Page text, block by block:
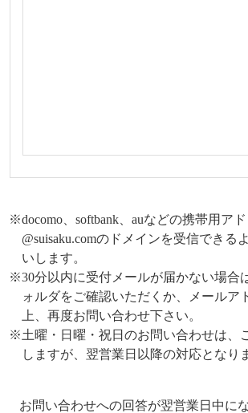
※docomo、softbank、auなどの携帯用アド
@suisaku.comのドメインを受信できる
いします。
※30分以内に受付メールが届かない場合
ォルダをご確認いただくか、メールア
上、再度お問い合わせ下さい。
※土曜・日曜・祝日のお問い合わせは、
しますが、翌営業日以降の対応となり
お問い合わせへの回答が翌営業日中に